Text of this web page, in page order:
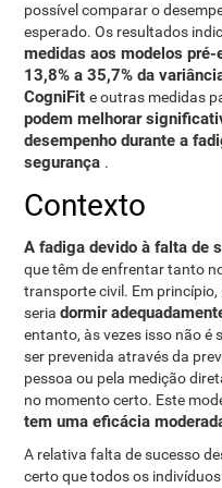
possível comparar o
esperado. Os resultados
medidas aos modelos
13,8% a 35,7% da
CogniFite outras medidas
podem melhorar
desempenho durante a
segurança .
Contexto
A fadiga devido à falta de
que têm de enfrentar tanto
transporte civil. Em
seriadormir
entanto, às vezes isso não é
ser prevenida através da
pessoa ou pela medição
no momento certo. Este
tem uma eficácia
A relativa falta de sucesso
certo que todos os